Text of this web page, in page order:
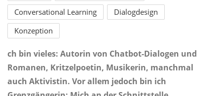
Conversational Learning
Dialogdesign
Konzeption
ch bin vieles: Autorin von Chatbot-Dialogen und
Romanen, Kritzelpoetin, Musikerin, manchmal
auch Aktivistin. Vor allem jedoch bin ich